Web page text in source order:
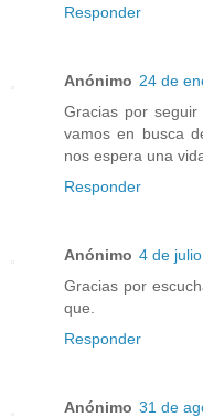
Responder
Anónimo 24 de
Gracias por
vamos en busca
nos espera una
Responder
Anónimo 4 de
Gracias por
que.
Responder
Anónimo 31 de